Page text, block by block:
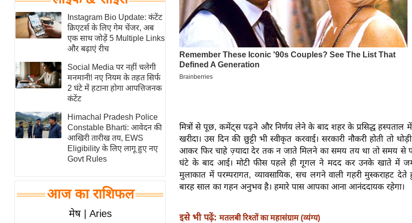
फिटनेस मंत्रा
रिलेशनशिप
राजनीति
विश्लेषण
समसामयिक
मातृभूमि
स्तंभ
एम.
आर.
समीक्षा
धर्म
ज्योतिष
Instagram Bio Update: कंटेंट
क्रिएटर्स के लिए गेम चेंजर, अब
एक साथ जोड़ें 5 Multiple Links
और बढ़ाएं रीच
Social Media पर नहीं चलेगी
मनमानी! नए नियम के तहत सिर्फ
2 घंटे में हटाना होगा आपत्तिजनक
कंटेंट
Himachal Pradesh Police
Constable Bharti: आवेदन की
आखिरी तारीख तय, EWS
Eligibility के लिए लागू हुए नए
Govt Rules
आज का राशिफल
मेष | Aries
मित्रों से पूछ, कमेंट्स पढ़ने और निर्णय लेने के बाद शहर के प्रसिद्ध
खरीदा। उस दिन की छुट्टी भी स्वीकृत करवाई। सरकारी नौकरी होती तो
आकर फिर चाहे ज़्यादा देर तक न जाते मिलने का समय तय था तो समय से
घंटे के बाद आई। मोटी फीस पहले ही गूगल ने मदद कर उनके खाते में जमा
मुलाकात में परम्परागत, व्यावसायिक, सच लगने वाली गहरी मुस्कराहट देते
बारह साल का गहन अनुभव है। हमारे पास आपका आना आनंददायक रहेगा।
इसे भी पढ़ें: मतलबी रिश्तों का महासंग्राम (व्यंग्य)